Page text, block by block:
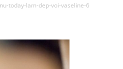
today-lam-dep-voi-vaseline-6